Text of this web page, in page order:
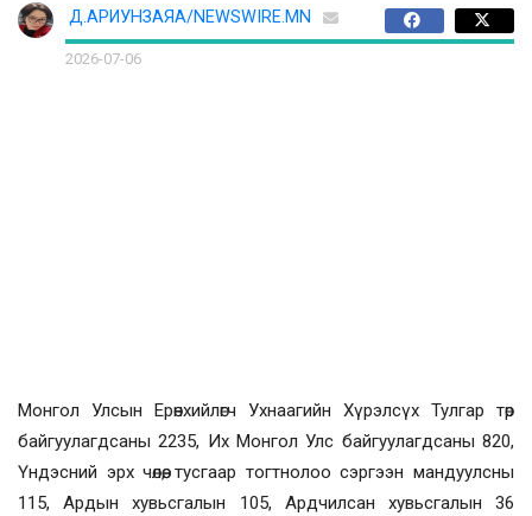
Д.АРИУНЗАЯА/NEWSWIRE.MN
2026-07-06
Монгол Улсын Ерөнхийлөгч Ухнаагийн Хүрэлсүх Тулгар төр
байгуулагдсаны 2235, Их Монгол Улс байгуулагдсаны 820,
Үндэсний эрх чөлөө, тусгаар тогтнолоо сэргээн мандуулсны
115, Ардын хувьсгалын 105, Ардчилсан хувьсгалын 36